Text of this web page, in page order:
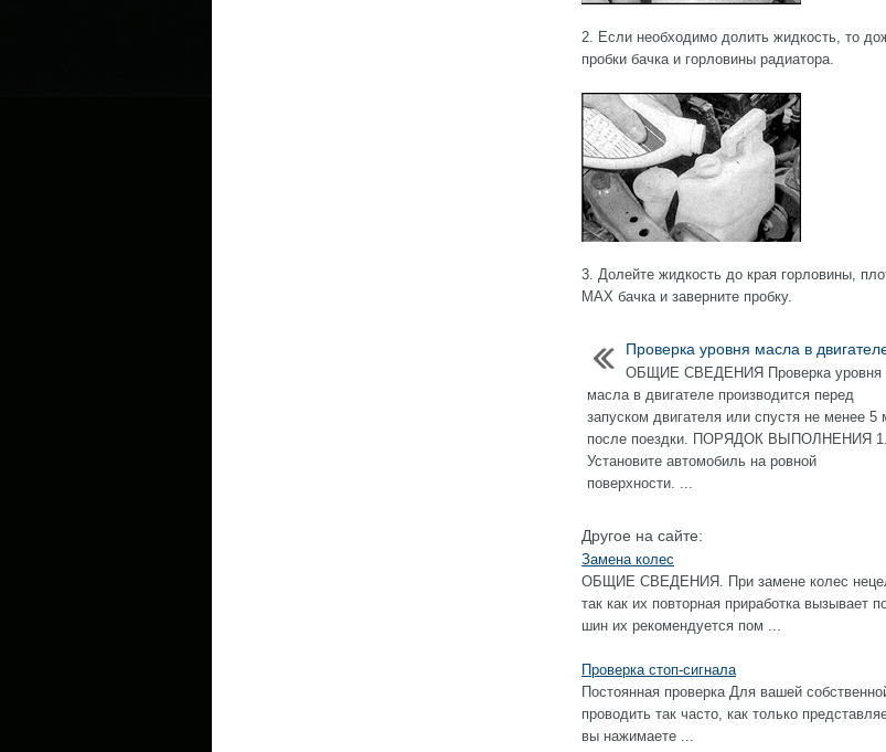
2. Если необходимо долить жидкость, то
пробки бачка и горловины радиатора.
3. Долейте жидкость до края горловины,
MAX бачка и заверните пробку.
Проверка уровня масла в
ОБЩИЕ СВЕДЕНИЯ Проверка уровня
масла в двигателе производится перед
запуском двигателя или спустя не менее 5
после поездки. ПОРЯДОК ВЫПОЛНЕНИЯ 1.
Установите автомобиль на ровной
поверхности. ...
Другое на сайте:
Замена колес
ОБЩИЕ СВЕДЕНИЯ. При замене колес
так как их повторная приработка вызывает
шин их рекомендуется пом ...
Проверка стоп-сигнала
Постоянная проверка Для вашей
проводить так часто, как только
вы нажимаете ...